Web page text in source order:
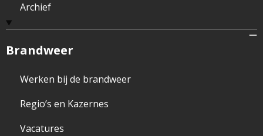
Archief
Brandweer
Werken bij de brandweer
Regio’s en Kazernes
Vacatures